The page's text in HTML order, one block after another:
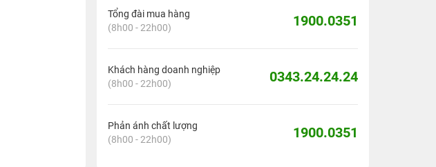
Tổng đài mua hàng
(8h00 - 22h00)
1900.0351
Khách hàng doanh nghiệp
(8h00 - 22h00)
0343.24.24.24
Phản ánh chất lượng
(8h00 - 22h00)
1900.0351